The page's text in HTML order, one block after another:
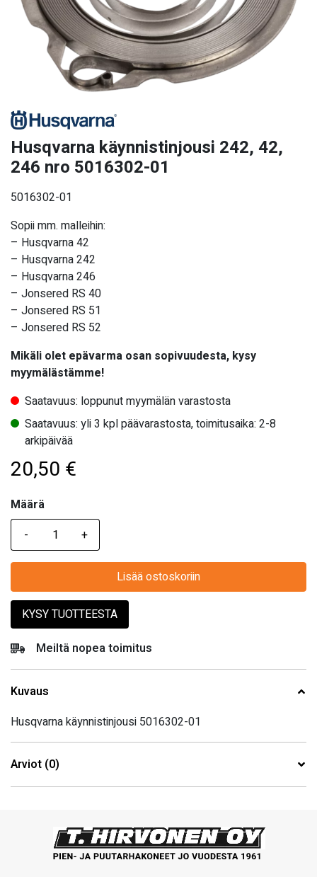
Husqvarna käynnistinjousi 242, 42,
246 nro 5016302-01
5016302-01
Sopii mm. malleihin:
– Husqvarna 42
– Husqvarna 242
– Husqvarna 246
– Jonsered RS 40
– Jonsered RS 51
– Jonsered RS 52
Mikäli olet epävarma osan sopivuudesta, kysy
myymälästämme!
Saatavuus: loppunut myymälän varastosta
Saatavuus: yli 3 kpl päävarastosta, toimitusaika: 2-8
arkipäivää
20,50 €
Määrä
Määrä
Lisää ostoskoriin
KYSY TUOTTEESTA
Meiltä nopea toimitus
Kuvaus
Husqvarna käynnistinjousi 5016302-01
Arviot (0)